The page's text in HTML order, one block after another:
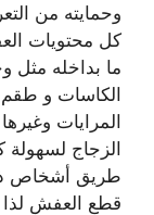
وحمايته من
كل محتويات
ما بداخله
الكاسات و طقم
المرايات
الزجاج
طريق أشخاص ذو
قطع العفش لذا